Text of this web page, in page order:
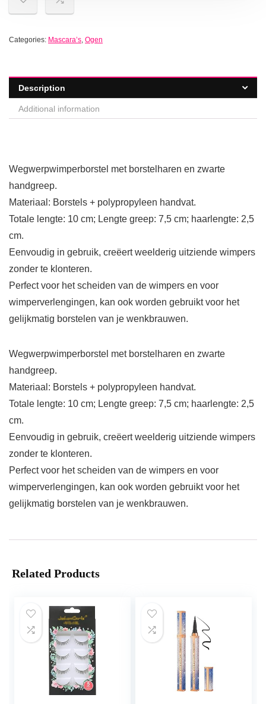
Categories: Mascara’s, Ogen
Description
Additional information
Wegwerpwimperborstel met borstelharen en zwarte
handgreep.
Materiaal: Borstels + polypropyleen handvat.
Totale lengte: 10 cm; Lengte greep: 7,5 cm; haarlengte: 2,5
cm.
Eenvoudig in gebruik, creëert weelderig uitziende wimpers
zonder te klonteren.
Perfect voor het scheiden van de wimpers en voor
wimperverlengingen, kan ook worden gebruikt voor het
gelijkmatig borstelen van je wenkbrauwen.
Wegwerpwimperborstel met borstelharen en zwarte
handgreep.
Materiaal: Borstels + polypropyleen handvat.
Totale lengte: 10 cm; Lengte greep: 7,5 cm; haarlengte: 2,5
cm.
Eenvoudig in gebruik, creëert weelderig uitziende wimpers
zonder te klonteren.
Perfect voor het scheiden van de wimpers en voor
wimperverlengingen, kan ook worden gebruikt voor het
gelijkmatig borstelen van je wenkbrauwen.
Related Products